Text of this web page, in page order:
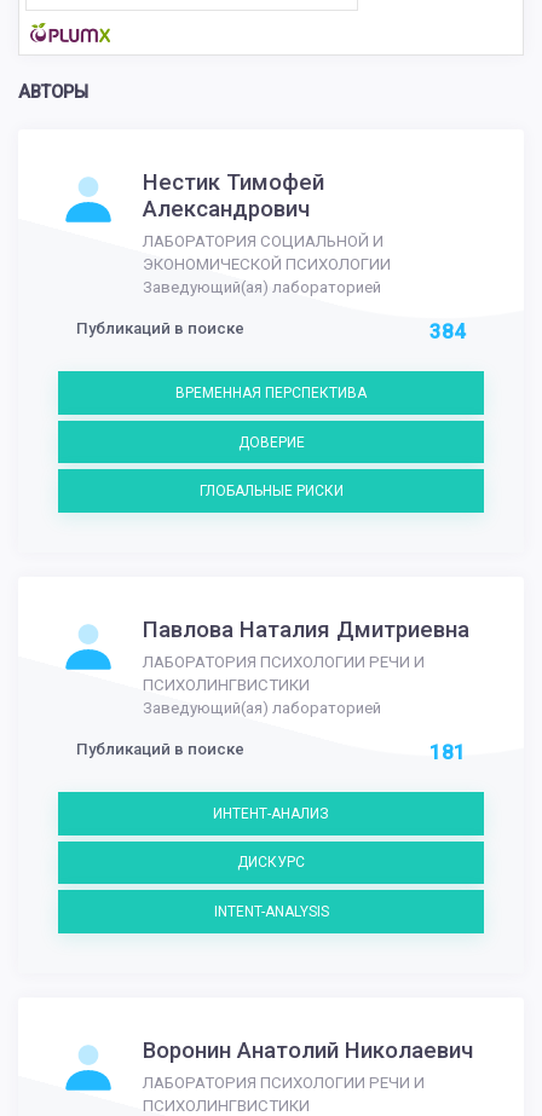
АВТОРЫ
Нестик Тимофей
Александрович
ЛАБОРАТОРИЯ СОЦИАЛЬНОЙ И
ЭКОНОМИЧЕСКОЙ ПСИХОЛОГИИ
Заведующий(ая) лабораторией
Публикаций в поиске 384
ВРЕМЕННАЯ ПЕРСПЕКТИВА
ДОВЕРИЕ
ГЛОБАЛЬНЫЕ РИСКИ
Павлова Наталия Дмитриевна
ЛАБОРАТОРИЯ ПСИХОЛОГИИ РЕЧИ И
ПСИХОЛИНГВИСТИКИ
Заведующий(ая) лабораторией
Публикаций в поиске 181
ИНТЕНТ-АНАЛИЗ
ДИСКУРС
INTENT-ANALYSIS
Воронин Анатолий Николаевич
ЛАБОРАТОРИЯ ПСИХОЛОГИИ РЕЧИ И
ПСИХОЛИНГВИСТИКИ